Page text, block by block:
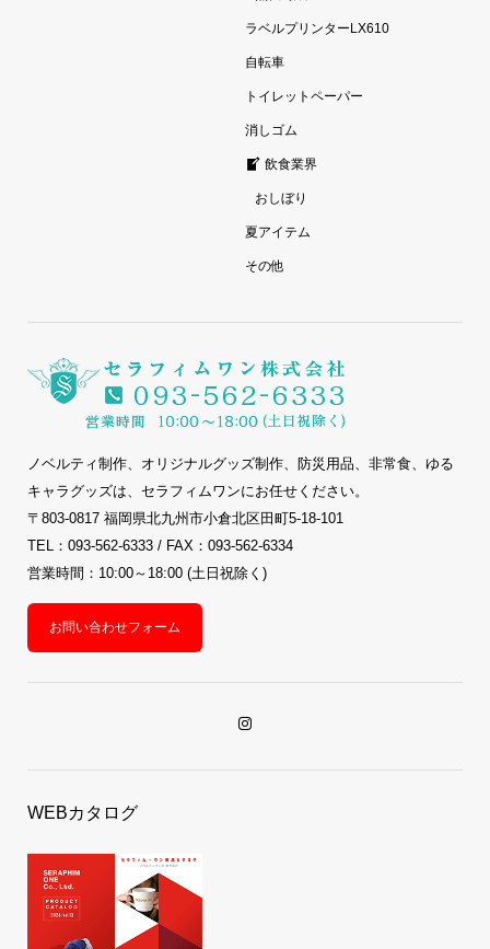
ラベルプリンターLX610
自転車
トイレットペーパー
消しゴム
飲食業界
おしぼり
夏アイテム
その他
ノベルティ制作、オリジナルグッズ制作、防災用品、非常食、ゆる
キャラグッズは、セラフィムワンにお任せください。
〒803-0817 福岡県北九州市小倉北区田町5-18-101
TEL：093-562-6333 / FAX：093-562-6334
営業時間：10:00～18:00 (土日祝除く)
お問い合わせフォーム
WEBカタログ